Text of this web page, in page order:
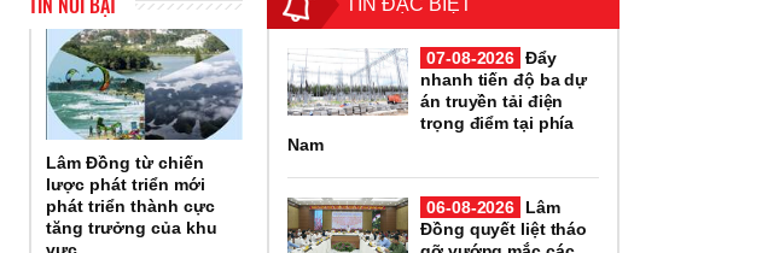
Lâm Đồng từ chiến
lược phát triển mới
phát triển thành cực
tăng trưởng của khu
vực
TIN ĐẶC BIỆT
07-08-2026 Đẩy
nhanh tiến độ ba dự
án truyền tải điện
trọng điểm tại phía
Nam
06-08-2026
Lâm
Đồng quyết liệt tháo